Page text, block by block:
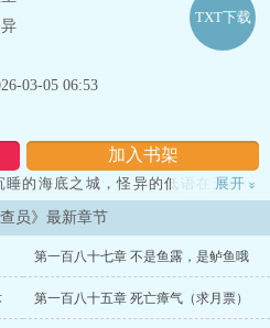
加入书架
TXT下载
03-05 06:53
的海底之城，怪异的低语在天空回
配者的诅咒…… 这是一款克苏鲁题
调查员去探索秘密和真相。 前方的
本不知道接下来会遇到什么。 现
大开业了！” “章鱼小丸子，买一
” “只要九九八，萌萌哒的奈亚子
展开 »
查员》最新章节
第一百八十七章 不是鱼露，是鲈鱼哦
第一百八十五章 死亡瘴气（求月票）